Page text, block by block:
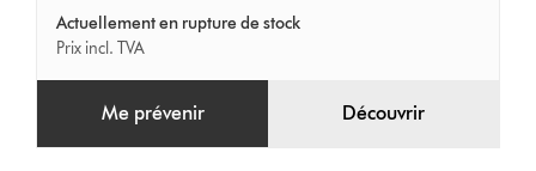
Actuellement en rupture de stock
Prix incl. TVA
Me prévenir Découvrir